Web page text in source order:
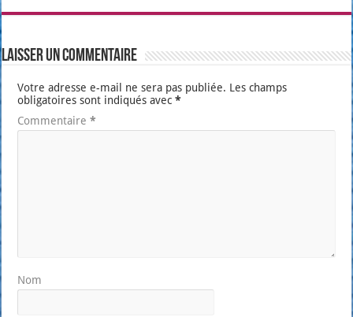
Laisser un commentaire
Votre adresse e-mail ne sera pas publiée. Les champs
obligatoires sont indiqués avec*
Commentaire*
Nom